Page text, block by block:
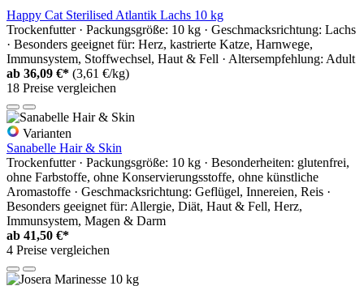
Happy Cat Sterilised Atlantik Lachs 10 kg
Trockenfutter · Packungsgröße: 10 kg · Geschmacksrichtung: Lachs
· Besonders geeignet für: Herz, kastrierte Katze, Harnwege,
Immunsystem, Stoffwechsel, Haut & Fell · Altersempfehlung: Adult
ab 36,09 €* (3,61 €/kg)
18 Preise vergleichen
Varianten
Sanabelle Hair & Skin
Trockenfutter · Packungsgröße: 10 kg · Besonderheiten: glutenfrei,
ohne Farbstoffe, ohne Konservierungsstoffe, ohne künstliche
Aromastoffe · Geschmacksrichtung: Geflügel, Innereien, Reis ·
Besonders geeignet für: Allergie, Diät, Haut & Fell, Herz,
Immunsystem, Magen & Darm
ab 41,50 €*
4 Preise vergleichen